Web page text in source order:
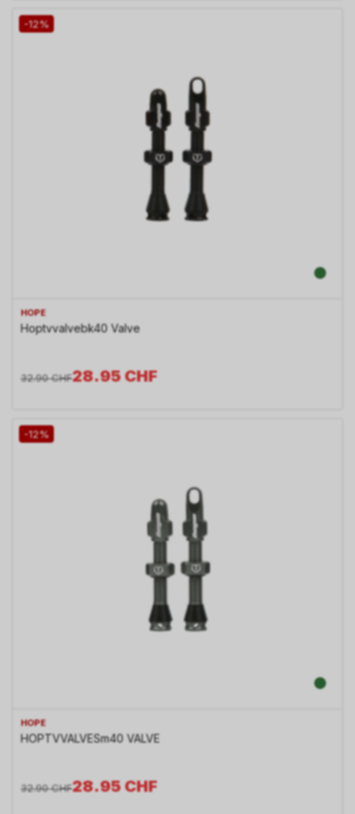
-12%
HOPE
Hoptvvalvebk40 Valve
28.95CHF
32.90 CHF
-12%
HOPE
HOPTVVALVESm40 VALVE
28.95CHF
32.90 CHF